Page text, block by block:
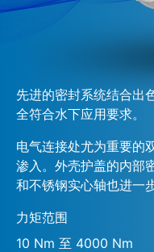
先进的密封系统结合出
全符合水下应用要求。
电气连接处尤为重要的
渗入。外壳护盖的内部
和不锈钢实心轴也进一
力矩范围
10 Nm 至 4000 Nm